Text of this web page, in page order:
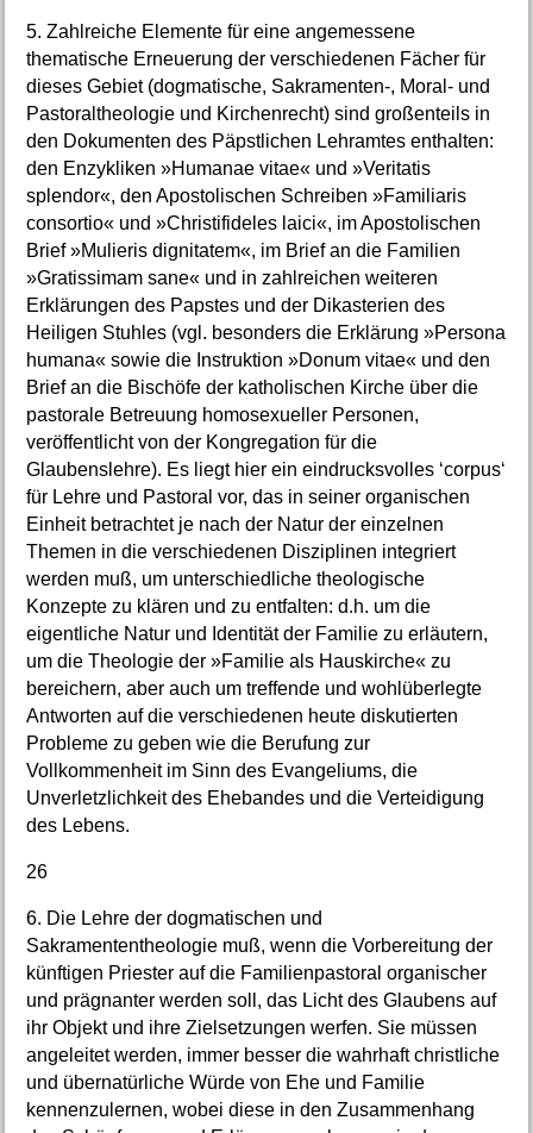
5. Zahlreiche Elemente für eine angemessene
thematische Erneuerung der verschiedenen Fächer für
dieses Gebiet (dogmatische, Sakramenten-, Moral- und
Pastoraltheologie und Kirchenrecht) sind großenteils in
den Dokumenten des Päpstlichen Lehramtes enthalten:
den Enzykliken »Humanae vitae« und »Veritatis
splendor«, den Apostolischen Schreiben »Familiaris
consortio« und »Christifideles laici«, im Apostolischen
Brief »Mulieris dignitatem«, im Brief an die Familien
»Gratissimam sane« und in zahlreichen weiteren
Erklärungen des Papstes und der Dikasterien des
Heiligen Stuhles (vgl. besonders die Erklärung »Persona
humana« sowie die Instruktion »Donum vitae« und den
Brief an die Bischöfe der katholischen Kirche über die
pastorale Betreuung homosexueller Personen,
veröffentlicht von der Kongregation für die
Glaubenslehre). Es liegt hier ein eindrucksvolles ‘corpus‘
für Lehre und Pastoral vor, das in seiner organischen
Einheit betrachtet je nach der Natur der einzelnen
Themen in die verschiedenen Disziplinen integriert
werden muß, um unterschiedliche theologische
Konzepte zu klären und zu entfalten: d.h. um die
eigentliche Natur und Identität der Familie zu erläutern,
um die Theologie der »Familie als Hauskirche« zu
bereichern, aber auch um treffende und wohlüberlegte
Antworten auf die verschiedenen heute diskutierten
Probleme zu geben wie die Berufung zur
Vollkommenheit im Sinn des Evangeliums, die
Unverletzlichkeit des Ehebandes und die Verteidigung
des Lebens.
26
6. Die Lehre der dogmatischen und
Sakramententheologie muß, wenn die Vorbereitung der
künftigen Priester auf die Familienpastoral organischer
und prägnanter werden soll, das Licht des Glaubens auf
ihr Objekt und ihre Zielsetzungen werfen. Sie müssen
angeleitet werden, immer besser die wahrhaft christliche
und übernatürliche Würde von Ehe und Familie
kennenzulernen, wobei diese in den Zusammenhang